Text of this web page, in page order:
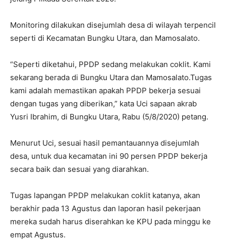
Monitoring dilakukan disejumlah desa di wilayah terpencil
seperti di Kecamatan Bungku Utara, dan Mamosalato.
“Seperti diketahui, PPDP sedang melakukan coklit. Kami
sekarang berada di Bungku Utara dan Mamosalato.Tugas
kami adalah memastikan apakah PPDP bekerja sesuai
dengan tugas yang diberikan,” kata Uci sapaan akrab
Yusri Ibrahim, di Bungku Utara, Rabu (5/8/2020) petang.
Menurut Uci, sesuai hasil pemantauannya disejumlah
desa, untuk dua kecamatan ini 90 persen PPDP bekerja
secara baik dan sesuai yang diarahkan.
Tugas lapangan PPDP melakukan coklit katanya, akan
berakhir pada 13 Agustus dan laporan hasil pekerjaan
mereka sudah harus diserahkan ke KPU pada minggu ke
empat Agustus.